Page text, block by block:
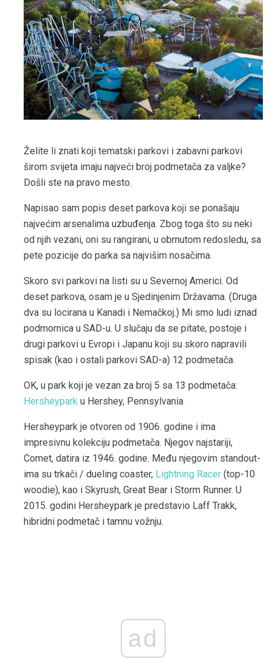
Želite li znati koji tematski parkovi i zabavni parkovi
širom svijeta imaju najveći broj podmetača za valjke?
Došli ste na pravo mesto.
Napisao sam popis deset parkova koji se ponašaju
najvećim arsenalima uzbuđenja. Zbog toga što su neki
od njih vezani, oni su rangirani, u obrnutom redosledu, sa
pete pozicije do parka sa najvišim nosačima.
Skoro svi parkovi na listi su u Severnoj Americi. Od
deset parkova, osam je u Sjedinjenim Državama. (Druga
dva su locirana u Kanadi i Nemačkoj.) Mi smo ludi iznad
podmornica u SAD-u. U slučaju da se pitate, postoje i
drugi parkovi u Evropi i Japanu koji su skoro napravili
spisak (kao i ostali parkovi SAD-a) 12 podmetača.
OK, u park koji je vezan za broj 5 sa 13 podmetača:
Hersheypark u Hershey, Pennsylvania
Hersheypark je otvoren od 1906. godine i ima
impresivnu kolekciju podmetača. Njegov najstariji,
Comet, datira iz 1946. godine. Među njegovim standout-
ima su trkači / dueling coaster, Lightning Racer (top-10
woodie), kao i Skyrush, Great Bear i Storm Runner. U
2015. godini Hersheypark je predstavio Laff Trakk,
hibridni podmetač i tamnu vožnju.
ad